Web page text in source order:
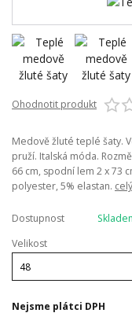
Ohodnotit produkt
Medově žluté teplé šaty.
pruží. Italská móda.
66 cm, spodní lem 2 x 73
polyester, 5% elastan.
Dostupnost
Velikost
Nejsme plátci DPH